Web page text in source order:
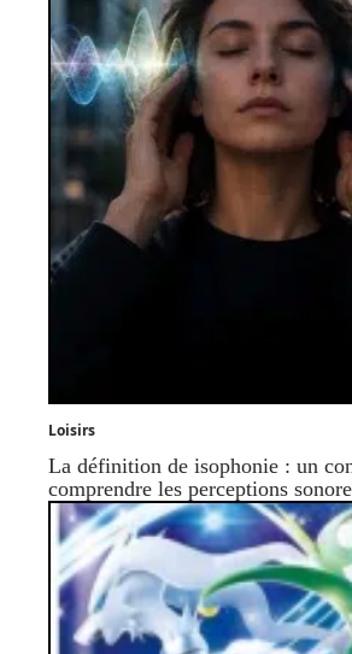
Loisirs
La définition de isophonie : un
comprendre les perceptions